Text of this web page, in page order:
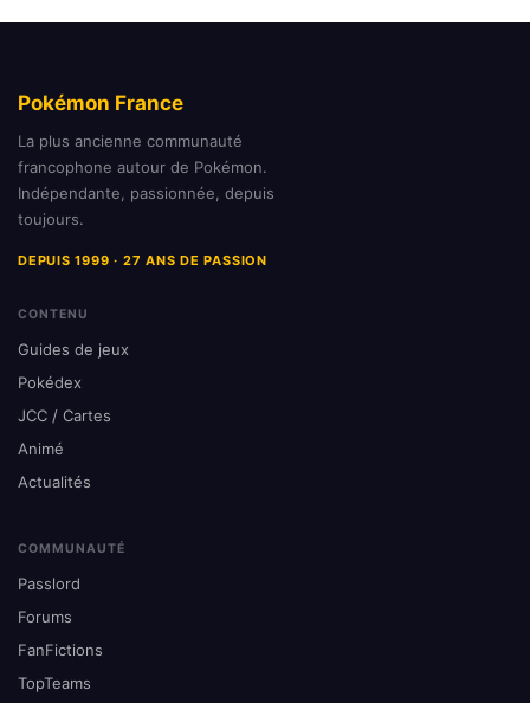
Pokémon France
La plus ancienne communauté
francophone autour de Pokémon.
Indépendante, passionnée, depuis
toujours.
DEPUIS 1999 · 27 ANS DE PASSION
CONTENU
Guides de jeux
Pokédex
JCC / Cartes
Animé
Actualités
COMMUNAUTÉ
Passlord
Forums
FanFictions
TopTeams